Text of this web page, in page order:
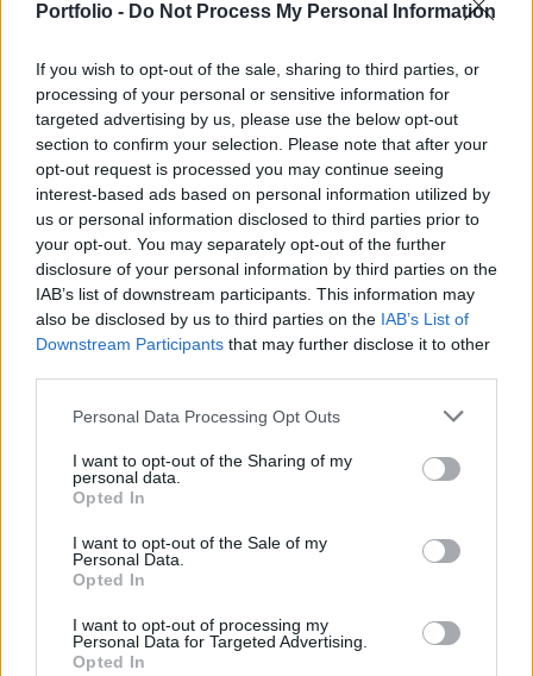
Portfolio - Do Not Process My Personal Information
If you wish to opt-out of the sale, sharing to third parties, or
processing of your personal or sensitive information for
targeted advertising by us, please use the below opt-out
section to confirm your selection. Please note that after your
opt-out request is processed you may continue seeing
interest-based ads based on personal information utilized by
us or personal information disclosed to third parties prior to
your opt-out. You may separately opt-out of the further
disclosure of your personal information by third parties on the
IAB’s list of downstream participants. This information may
also be disclosed by us to third parties on the IAB’s List of
Downstream Participants that may further disclose it to other
Personal Data Processing Opt Outs
I want to opt-out of the Sharing of my
personal data.
Opted In
I want to opt-out of the Sale of my
Personal Data.
Opted In
I want to opt-out of processing my
Personal Data for Targeted Advertising.
Opted In
ELŐFIZETŐI TARTALOM
Gyorsan korrigál a forint
Portfolio
2026. június 03. 09:36
A reggeli látványosabb gyengülés 355,3 alá jött le az
euróárfolyam, miután a geopolitikai kockázatok hírére
356,35 fölé szúrt fel a hajnali órákban. EUR/HUF
árfolyamának alakulása Forrás: Portfolio-Teletrader Kft.
Devizapárok, indexek, árutőzsdei termékek, részvények,
KEDVES OLVASÓNK!
tartozik, melynek olvasása előfizetéses
regisztrációhoz kötött.
Az előfizetés a következőket tartalmazza:
Portfolio.hu teljes cikkarchívum